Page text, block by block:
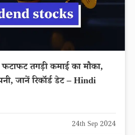
तगड़ी कमाई का मौका,
जानें रिकॉर्ड डेट – Hindi
24th Sep 2024